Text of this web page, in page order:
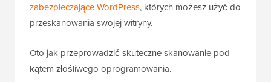
zabezpieczające WordPress, których możesz użyć do
przeskanowania swojej witryny.
Oto jak przeprowadzić skuteczne skanowanie pod
kątem złośliwego oprogramowania.